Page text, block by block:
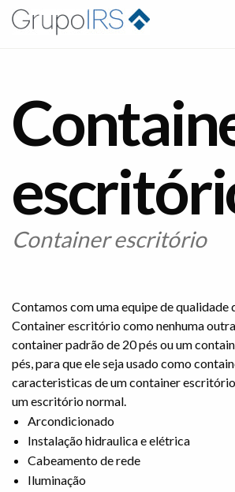
Container escritório
Contamos com uma equipe de qualidade
Container escritório como nenhuma
container padrão de 20 pés ou um
pés, para que ele seja usado como
caracteristicas de um container escritório
um escritório normal.
Arcondicionado
Instalação hidraulica e elétrica
Cabeamento de rede
Iluminação